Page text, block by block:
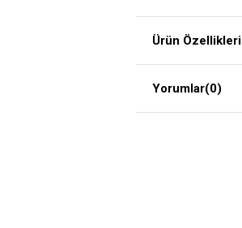
Ürün Özellikleri
Yorumlar(0)